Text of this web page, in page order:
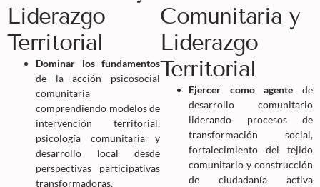
Liderazgo
Territorial
Dominar los fundamentos
de la acción psicosocial
comunitaria
comprendiendo modelos de
intervención territorial,
psicología comunitaria y
desarrollo local desde
perspectivas participativas
transformadoras.
Comunitaria y
Liderazgo
Territorial
Ejercer como agente de
desarrollo comunitario
liderando procesos de
transformación social,
fortalecimiento del tejido
comunitario y construcción
de ciudadanía activa